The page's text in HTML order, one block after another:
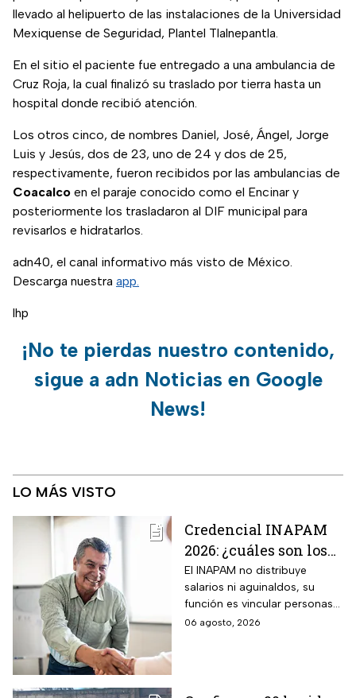
llevado al helipuerto de las instalaciones de la Universidad
Mexiquense de Seguridad, Plantel Tlalnepantla.
En el sitio el paciente fue entregado a una ambulancia de
Cruz Roja, la cual finalizó su traslado por tierra hasta un
hospital donde recibió atención.
Los otros cinco, de nombres Daniel, José, Ángel, Jorge
Luis y Jesús, dos de 23, uno de 24 y dos de 25,
respectivamente, fueron recibidos por las ambulancias de
Coacalco en el paraje conocido como el Encinar y
posteriormente los trasladaron al DIF municipal para
revisarlos e hidratarlos.
adn40, el canal informativo más visto de México.
Descarga nuestra app.
lhp
¡No te pierdas nuestro contenido,
sigue a adn Noticias en Google
News!
LO MÁS VISTO
Credencial INAPAM
2026: ¿cuáles son los
requisitos para
tramitarla gratis y
cómo acceder a un
empleo de $9,582 al
El INAPAM no distribuye
salarios ni aguinaldos, su
función es vincular personas
con ofertas laborales, quienes
06 agosto, 2026